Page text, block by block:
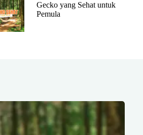
Gecko yang Sehat untuk
Pemula